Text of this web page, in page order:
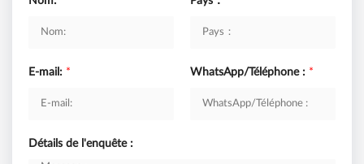
E-mail: * WhatsApp/Téléphone : *
Détails de l'enquête :